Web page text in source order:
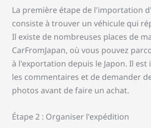
La première étape de l'importation
consiste à trouver un véhicule qui
Il existe de nombreuses places de
CarFromJapan, où vous pouvez
à l'exportation depuis le Japon. Il
les commentaires et de demander
photos avant de faire un achat.
Étape 2 : Organiser l'expédition